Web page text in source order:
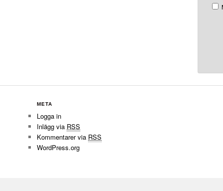
META
Logga in
Inlägg via RSS
Kommentarer via RSS
WordPress.org